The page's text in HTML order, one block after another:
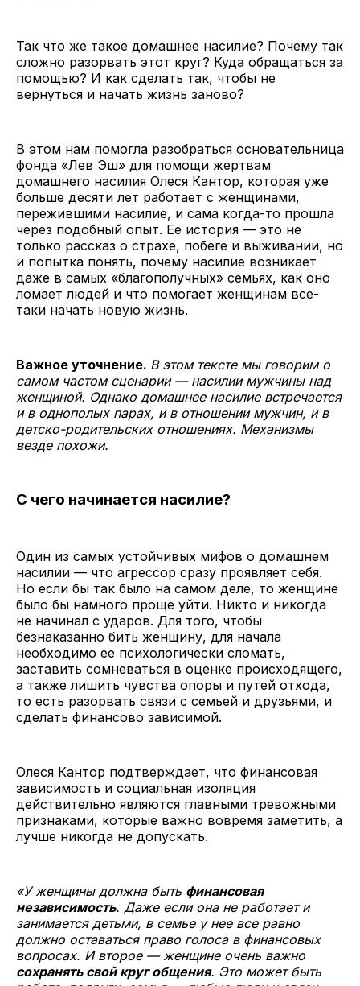
Так что же такое домашнее насилие? Почему так
сложно разорвать этот круг? Куда обращаться за
помощью? И как сделать так, чтобы не
вернуться и начать жизнь заново?
В этом нам помогла разобраться основательница
фонда «Лев Эш» для помощи жертвам
домашнего насилия Олеся Кантор, которая уже
больше десяти лет работает с женщинами,
пережившими насилие, и сама когда-то прошла
через подобный опыт. Ее история — это не
только рассказ о страхе, побеге и выживании, но
и попытка понять, почему насилие возникает
даже в самых «благополучных» семьях, как оно
ломает людей и что помогает женщинам все-
таки начать новую жизнь.
Важное уточнение. В этом тексте мы говорим о
самом частом сценарии — насилии мужчины над
женщиной. Однако домашнее насилие встречается
и в однополых парах, и в отношении мужчин, и в
детско-родительских отношениях. Механизмы
везде похожи.
С чего начинается насилие?
Один из самых устойчивых мифов о домашнем
насилии — что агрессор сразу проявляет себя.
Но если бы так было на самом деле, то женщине
было бы намного проще уйти. Никто и никогда
не начинал с ударов. Для того, чтобы
безнаказанно бить женщину, для начала
необходимо ее психологически сломать,
заставить сомневаться в оценке происходящего,
а также лишить чувства опоры и путей отхода,
то есть разорвать связи с семьей и друзьями, и
сделать финансово зависимой.
Олеся Кантор подтверждает, что финансовая
зависимость и социальная изоляция
действительно являются главными тревожными
признаками, которые важно вовремя заметить, а
лучше никогда не допускать.
«У женщины должна быть финансовая
независимость. Даже если она не работает и
занимается детьми, в семье у нее все равно
должно оставаться право голоса в финансовых
вопросах. И второе — женщине очень важно
сохранять свой круг общения. Это может быть